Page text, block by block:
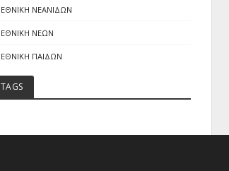
ΕΘΝΙΚΗ ΝΕΑΝΙΔΩΝ
ΕΘΝΙΚΗ ΝΕΩΝ
ΕΘΝΙΚΗ ΠΑΙΔΩΝ
TAGS